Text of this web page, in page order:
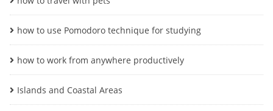
how to use Pomodoro technique for studying
how to work from anywhere productively
Islands and Coastal Areas